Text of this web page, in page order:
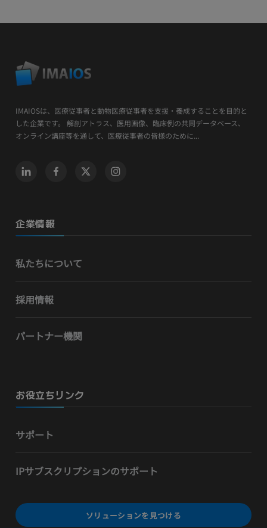
IMAIOSは、医療従事者と動物医療従事者を支援・養成することを目的と
した企業です。 解剖アトラス、医用画像、臨床例の共同データベース、
オンライン講座等を通して、医療従事者の皆様のために...
企業情報
私たちについて
採用情報
パートナー機関
お役立ちリンク
サポート
IPサブスクリプションのサポート
ソリューションを見つける